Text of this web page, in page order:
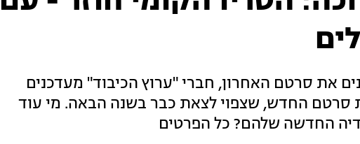
את סרטם האחרון, חברי "ערוץ הכיבוד" מעדכנים
סרטם החדש, שצפוי לצאת כבר בשנה הבאה. מי עוד
החדשה שלהם? כל הפרטים